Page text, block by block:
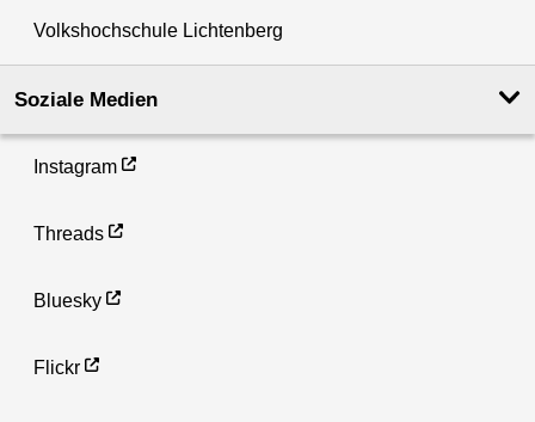
Volkshochschule Lichtenberg
Soziale Medien
Instagram
Threads
Bluesky
Flickr